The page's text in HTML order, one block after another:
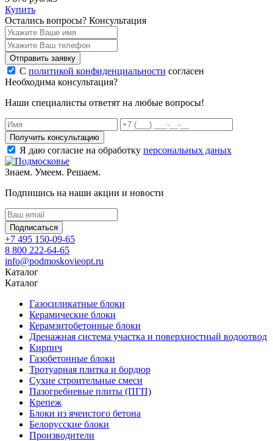
Купить
Остались вопросы? Консультация
Отправить заявку
С политикой конфиденциальности согласен
Необходима консультация?
Наши специалисты ответят на любые вопросы!
Получить консультацию
Я даю согласие на обработку персональных даных
Знаем. Умеем. Решаем.
Подпишись на наши акции и новости
Подписаться
+7 495 150-09-65
8 800 222-64-65
info@podmoskovieopt.ru
Каталог
Каталог
Газосиликатные блоки
Керамические блоки
Керамзитобетонные блоки
Дренажная система участка и поверхностный водоотвод
Кирпич
Газобетонные блоки
Тротуарная плитка и бордюр
Сухие строительные смеси
Пазогребневые плиты (ПГП)
Крепеж
Блоки из ячеистого бетона
Белорусские блоки
Производители